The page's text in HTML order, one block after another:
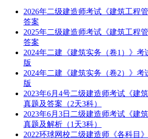
2026年二级建造师考试《建筑工程
答案
2025年二级建造师考试《建筑工程
答案
2024年二建《建筑实务（卷1）》
版
2024年二建《建筑实务（卷2）》
版
2023年6月4号二级建造师考试《建
真题及答案（2天3科）
2023年6月3日二级建造师考试《建
真题及解析（1天3科）
2022环球网校二级建造师《各科目